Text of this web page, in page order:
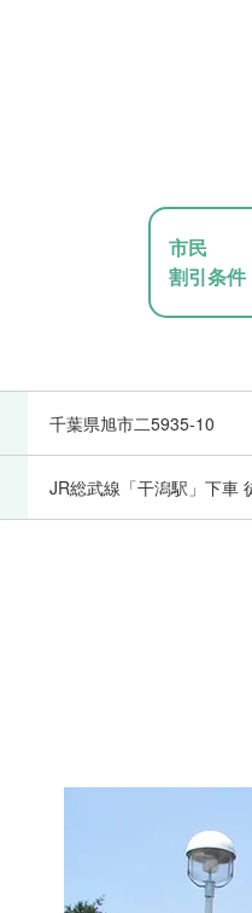
市民
割引条件
千葉県旭市二5935-10
JR総武線「干潟駅」下車